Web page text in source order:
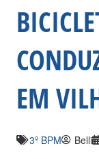
EM
3º BPM Belli